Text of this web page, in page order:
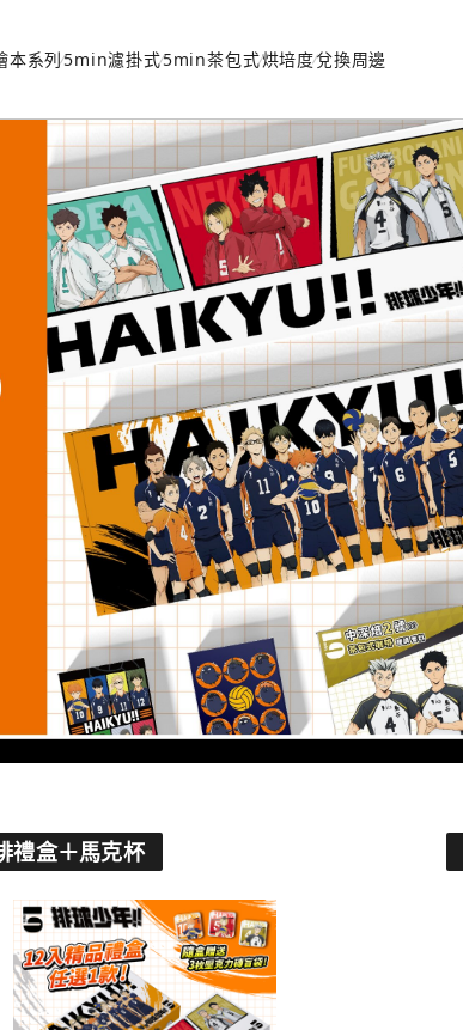
本系列5min濾掛式5min茶包式烘培度兌換周邊
禮盒＋馬克杯